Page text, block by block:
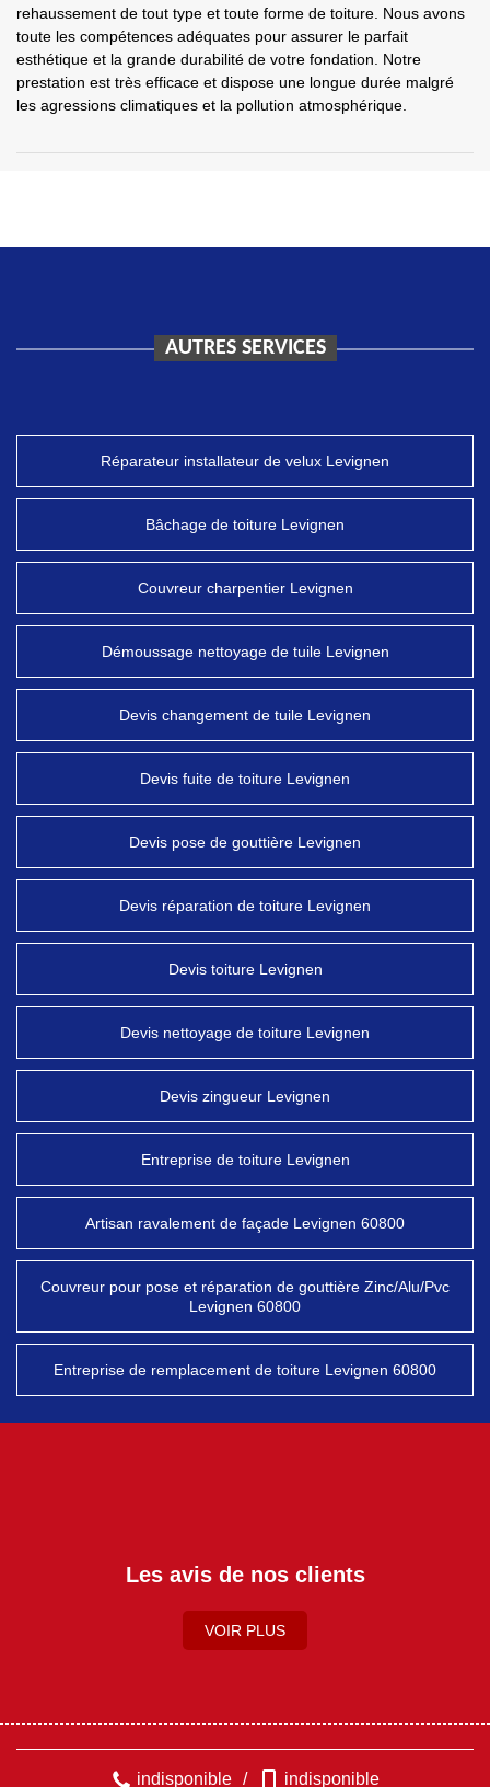
rehaussement de tout type et toute forme de toiture. Nous avons
toute les compétences adéquates pour assurer le parfait
esthétique et la grande durabilité de votre fondation. Notre
prestation est très efficace et dispose une longue durée malgré
les agressions climatiques et la pollution atmosphérique.
AUTRES SERVICES
Réparateur installateur de velux Levignen
Bâchage de toiture Levignen
Couvreur charpentier Levignen
Démoussage nettoyage de tuile Levignen
Devis changement de tuile Levignen
Devis fuite de toiture Levignen
Devis pose de gouttière Levignen
Devis réparation de toiture Levignen
Devis toiture Levignen
Devis nettoyage de toiture Levignen
Devis zingueur Levignen
Entreprise de toiture Levignen
Artisan ravalement de façade Levignen 60800
Couvreur pour pose et réparation de gouttière Zinc/Alu/Pvc
Levignen 60800
Entreprise de remplacement de toiture Levignen 60800
Les avis de nos clients
VOIR PLUS
indisponible / indisponible